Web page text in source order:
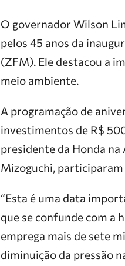
O governador Wilson
pelos 45 anos da
(ZFM). Ele destacou a
meio ambiente.
A programação de
investimentos de R$
presidente da Honda
Mizoguchi,
“Esta é uma data
que se confunde com a
emprega mais de sete
diminuição da pressão